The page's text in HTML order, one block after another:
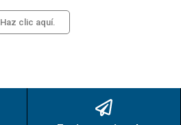
Haz clic aquí.